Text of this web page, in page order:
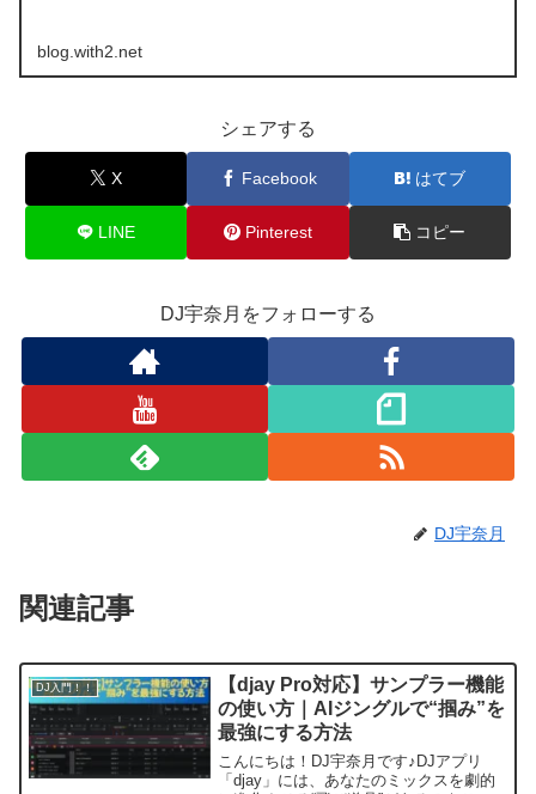
blog.with2.net
シェアする
X Facebook はてブ
LINE Pinterest コピー
DJ宇奈月をフォローする
DJ宇奈月
関連記事
DJ入門！！
【djay Pro対応】サンプラー機能
の使い方｜AIジングルで“掴み”を
最強にする方法
こんにちは！DJ宇奈月です♪DJアプリ
「djay」には、あなたのミックスを劇的